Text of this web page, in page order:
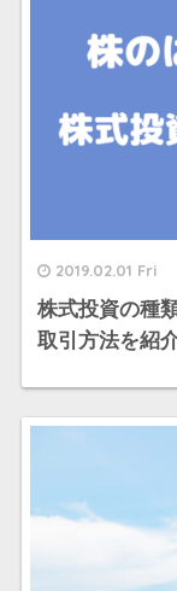
2019.02.01 Fri
株式投資の種
取引方法を紹